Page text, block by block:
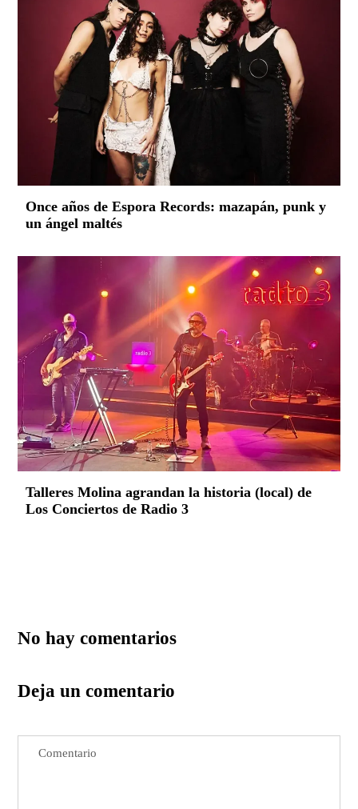
Once años de Espora Records: mazapán, punk y
un ángel maltés
Talleres Molina agrandan la historia (local) de
Los Conciertos de Radio 3
No hay comentarios
Deja un comentario